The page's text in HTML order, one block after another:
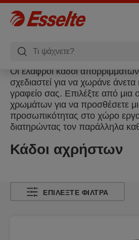
Οι ελαφροί κάδοι
σχεδιαστεί για να χωράνε
γραφείο σας. Επιλέξτε από μια
χρωμάτων για να προσθέσετε
προσωπικότητας στο χώρο
διατηρώντας τον παράλληλα
Κάδοι αχρήστων
ΕΠΙΛΈΞΤΕ ΦΊΛΤΡΑ